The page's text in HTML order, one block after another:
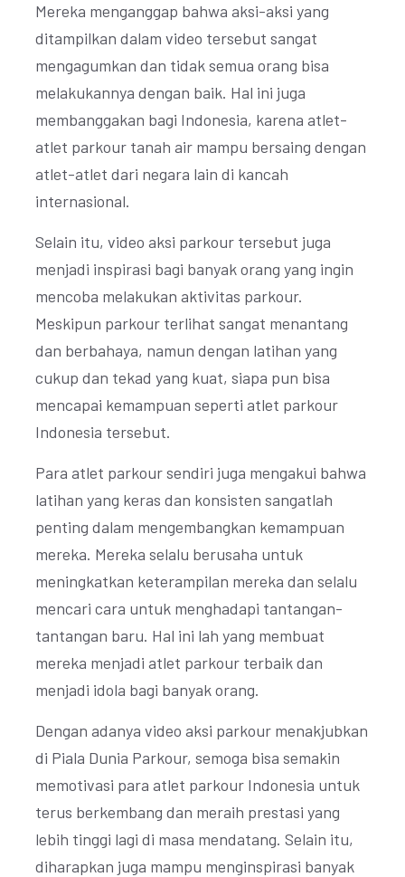
Mereka menganggap bahwa aksi-aksi yang
ditampilkan dalam video tersebut sangat
mengagumkan dan tidak semua orang bisa
melakukannya dengan baik. Hal ini juga
membanggakan bagi Indonesia, karena atlet-
atlet parkour tanah air mampu bersaing dengan
atlet-atlet dari negara lain di kancah
internasional.
Selain itu, video aksi parkour tersebut juga
menjadi inspirasi bagi banyak orang yang ingin
mencoba melakukan aktivitas parkour.
Meskipun parkour terlihat sangat menantang
dan berbahaya, namun dengan latihan yang
cukup dan tekad yang kuat, siapa pun bisa
mencapai kemampuan seperti atlet parkour
Indonesia tersebut.
Para atlet parkour sendiri juga mengakui bahwa
latihan yang keras dan konsisten sangatlah
penting dalam mengembangkan kemampuan
mereka. Mereka selalu berusaha untuk
meningkatkan keterampilan mereka dan selalu
mencari cara untuk menghadapi tantangan-
tantangan baru. Hal ini lah yang membuat
mereka menjadi atlet parkour terbaik dan
menjadi idola bagi banyak orang.
Dengan adanya video aksi parkour menakjubkan
di Piala Dunia Parkour, semoga bisa semakin
memotivasi para atlet parkour Indonesia untuk
terus berkembang dan meraih prestasi yang
lebih tinggi lagi di masa mendatang. Selain itu,
diharapkan juga mampu menginspirasi banyak